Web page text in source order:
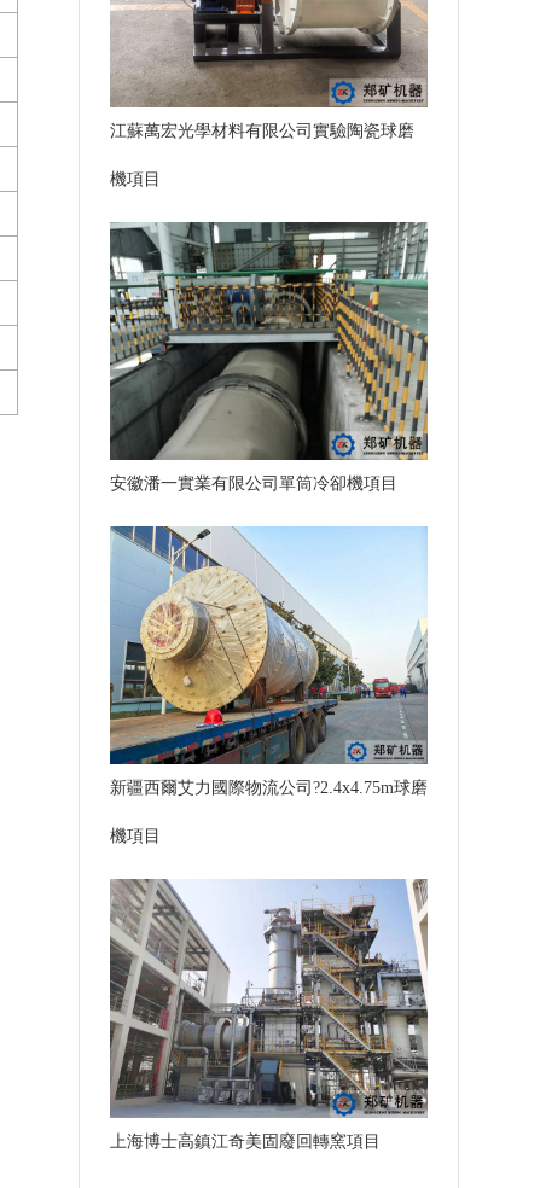
江蘇萬宏光學材料有限公司實驗陶瓷球磨
機項目
安徽潘一實業有限公司單筒冷卻機項目
新疆西爾艾力國際物流公司?2.4x4.75m球磨
機項目
上海博士高鎮江奇美固廢回轉窯項目